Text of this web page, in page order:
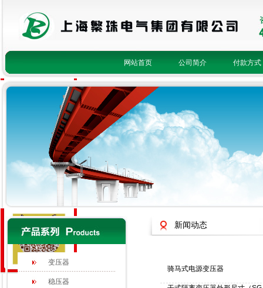
网站首页 公司简介 付款方式
变压器
稳压器
新闻动态
骑马式电源变压器
1623085093
1148586079
2415933049